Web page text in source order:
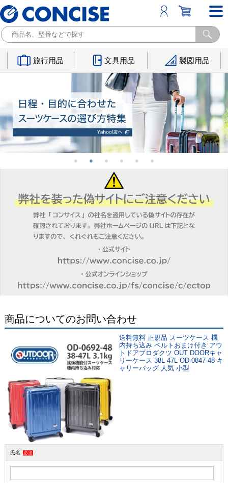
旅行用品 文具用品 製図用品
商品についてのお問い合わせ
送料無料 正規品 スーツケース 機
内持ち込み ベルトおまけ付き アウ
トドアプロダクツ OUT DOORキャ
リーケース 38L 47L OD-0847-48 キ
ャリーバッグ 人気 小型
氏名 必須